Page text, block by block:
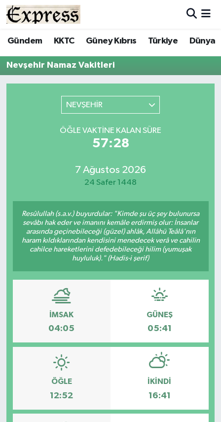
Gündem KKTC Güney Kıbrıs Türkiye Dünya
Nevşehir Namaz Vakitleri
NEVŞEHİR
ÖĞLE VAKTINE KALAN SÜRE
57:28
7 Ağustos 2026
24 Safer 1448
Resûlullah (s.a.v.) buyurdular: "Kimde şu üç şey bulunursa
sevâbı hak eder ve imanını kemâle erdirmiş olur: İnsanlar
arasında geçinebileceği (güzel) ahlâk, Allâhü Teâlâ'nın
haram kıldıklarından kendisini menedecek verâ ve cahilin
cahilce hareketlerini defedebileceği hilim (yumuşak
huyluluk)." (Hadis-i şerif)
İMSAK
04:05
GÜNEŞ
05:41
ÖĞLE
12:52
İKINDI
16:41
ALAYKÖY
ALSANCAK
ÇATALKÖY
ENGLISH
ESENTEPE
GAZİMAĞUSA
GÜNDEM
İÇ HABERLER
LAPTA
Hava Durumu
Trafik Durumu
Tüm Manşetler
Son Dakika Haberleri